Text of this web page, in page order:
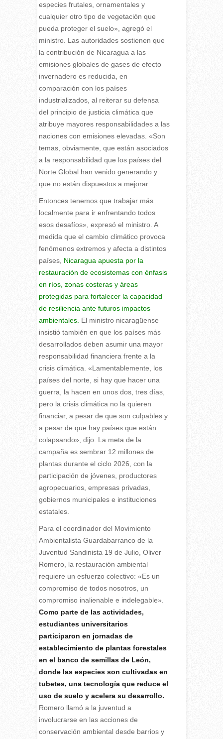
especies frutales, ornamentales y
cualquier otro tipo de vegetación que
pueda proteger el suelo», agregó el
ministro. Las autoridades sostienen que
la contribución de Nicaragua a las
emisiones globales de gases de efecto
invernadero es reducida, en
comparación con los países
industrializados, al reiterar su defensa
del principio de justicia climática que
atribuye mayores responsabilidades a las
naciones con emisiones elevadas. «Son
temas, obviamente, que están asociados
a la responsabilidad que los países del
Norte Global han venido generando y
que no están dispuestos a mejorar.
Entonces tenemos que trabajar más
localmente para ir enfrentando todos
esos desafíos», expresó el ministro. A
medida que el cambio climático provoca
fenómenos extremos y afecta a distintos
países, Nicaragua apuesta por la
restauración de ecosistemas con énfasis
en ríos, zonas costeras y áreas
protegidas para fortalecer la capacidad
de resiliencia ante futuros impactos
ambientales. El ministro nicaragüense
insistió también en que los países más
desarrollados deben asumir una mayor
responsabilidad financiera frente a la
crisis climática. «Lamentablemente, los
países del norte, si hay que hacer una
guerra, la hacen en unos dos, tres días,
pero la crisis climática no la quieren
financiar, a pesar de que son culpables y
a pesar de que hay países que están
colapsando», dijo. La meta de la
campaña es sembrar 12 millones de
plantas durante el ciclo 2026, con la
participación de jóvenes, productores
agropecuarios, empresas privadas,
gobiernos municipales e instituciones
estatales.
Para el coordinador del Movimiento
Ambientalista Guardabarranco de la
Juventud Sandinista 19 de Julio, Oliver
Romero, la restauración ambiental
requiere un esfuerzo colectivo: «Es un
compromiso de todos nosotros, un
compromiso inalienable e indelegable».
Como parte de las actividades,
estudiantes universitarios
participaron en jornadas de
establecimiento de plantas forestales
en el banco de semillas de León,
donde las especies son cultivadas en
tubetes, una tecnología que reduce el
uso de suelo y acelera su desarrollo.
Romero llamó a la juventud a
involucrarse en las acciones de
conservación ambiental desde barrios y